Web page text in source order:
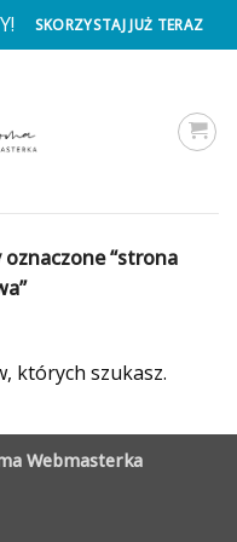
SKORZYSTAJ JUŻ TERAZ
“strona
których szukasz.
Webmasterka